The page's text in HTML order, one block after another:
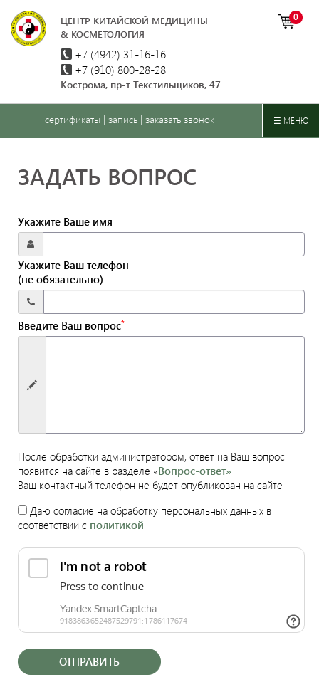
ЦЕНТР КИТАЙСКОЙ МЕДИЦИНЫ
& КОСМЕТОЛОГИЯ
+7 (4942) 31-16-16
0
+7 (910) 800-28-28
Кострома, пр-т Текстильщиков, 47
сертификаты | запись| заказать звонок ☰ МЕНЮ
ЗАДАТЬ ВОПРОС
Укажите Ваше имя
Укажите Ваш телефон
(не обязательно)
Введите Ваш вопрос*
После обработки администратором, ответ на Ваш вопрос
появится на сайте в разделе «Вопрос-ответ»
Ваш контактный телефон не будет опубликован на сайте
Даю согласие на обработку персональных данных в
соответствии с политикой